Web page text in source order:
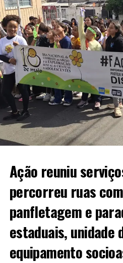
Ação reuniu
percorreu ruas
panfletagem e
estaduais, unidade
equipamento